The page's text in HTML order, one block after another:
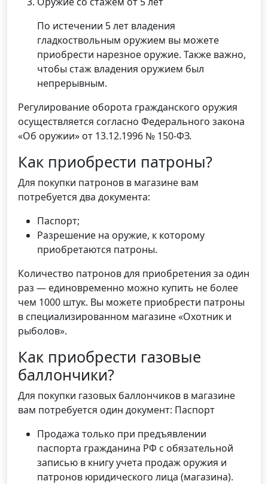
По истечении 5 лет владения
гладкоствольным оружием вы можете
приобрести нарезное оружие. Также важно,
чтобы стаж владения оружием был
непрерывным.
Регулирование оборота гражданского оружия
осуществляется согласно Федерального закона
«Об оружии» от 13.12.1996 № 150-ФЗ.
Как приобрести патроны?
Для покупки патронов в магазине вам
потребуется два документа:
Паспорт;
Разрешение на оружие, к которому
приобретаются патроны.
Количество патронов для приобретения за один
раз — единовременно можно купить не более
чем 1000 штук. Вы можете приобрести патроны
в специализированном магазине «Охотник и
рыболов».
Как приобрести газовые
баллончики?
Для покупки газовых баллончиков в магазине
вам потребуется один документ: Паспорт
Продажа только при предъявлении
паспорта гражданина РФ с обязательной
записью в книгу учета продаж оружия и
патронов юридического лица (магазина).